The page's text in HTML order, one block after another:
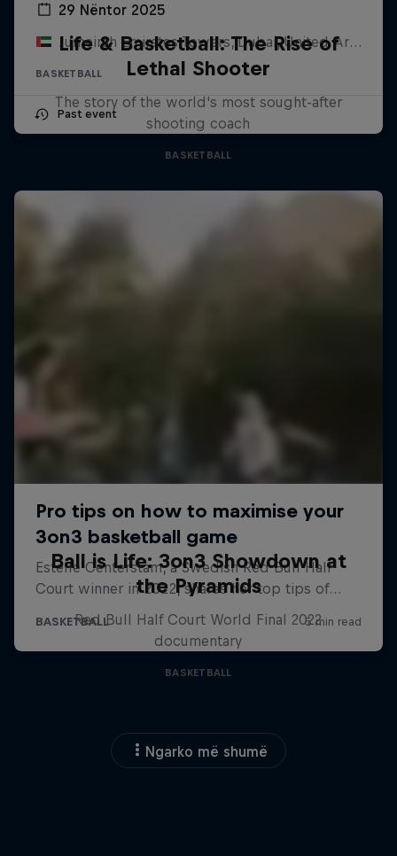
29 Nëntor 2025
Jumeirah Emirates Towers, Dubai, United Arab Emirates
BASKETBALL
Past event
Life & Basketball: The Rise of
Lethal Shooter
The story of the world's most sought-after
shooting coach
BASKETBALL
Ball is Life: 3on3 Showdown at
the Pyramids
Red Bull Half Court World Final 2022
documentary
BASKETBALL
Ngarko më shumë